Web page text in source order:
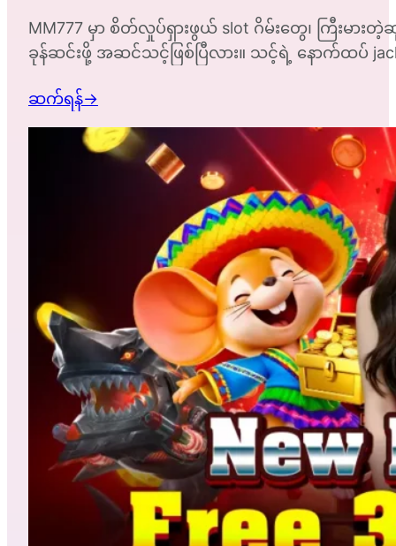
MM777 မှာ စိတ်လှုပ်ရှားဖွယ် slot ဂိမ်းတွေ၊ ကြီးမ
ခုန်ဆင်းဖို့ အဆင်သင့်ဖြစ်ပြီလား။ သင့်ရဲ့ နောက်ထပ်
ဆက်ရန်→